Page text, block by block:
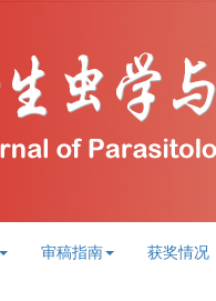
审稿指南 获奖情况